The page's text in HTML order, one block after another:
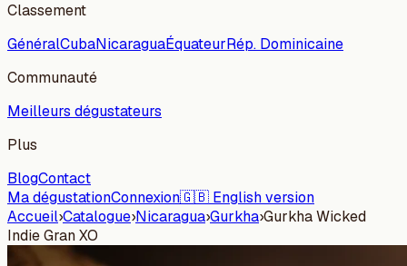
Classement
GénéralCubaNicaraguaÉquateurRép. Dominicaine
Communauté
Meilleurs dégustateurs
Plus
BlogContact
Ma dégustationConnexion🇬🇧 English version
Accueil›Catalogue›Nicaragua›Gurkha›Gurkha Wicked
Indie Gran XO